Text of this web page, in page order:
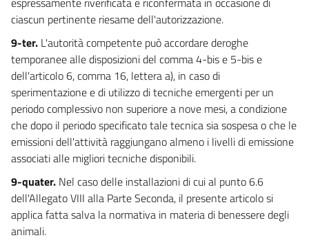
140
SEZIONE III
GESTIONE DELLE RISORSE IDRICHE
TITOLO I
PRINCIPI GENERALI E COMPETENZE
141
142
143
144
145
146
TITOLO II
ciascun pertinente riesame dell'autorizzazione.
9-ter. L'autorità competente può accordare deroghe
temporanee alle disposizioni del comma 4-bis e 5-bis e
dell'articolo 6, comma 16, lettera a), in caso di
sperimentazione e di utilizzo di tecniche emergenti per un
periodo complessivo non superiore a nove mesi, a condizione
che dopo il periodo specificato tale tecnica sia sospesa o che le
emissioni dell'attività raggiungano almeno i livelli di emissione
associati alle migliori tecniche disponibili.
9-quater. Nel caso delle installazioni di cui al punto 6.6
dell'Allegato VIII alla Parte Seconda, il presente articolo si
applica fatta salva la normativa in materia di benessere degli
animali.